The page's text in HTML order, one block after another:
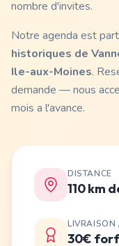
nombre d'invites.
Notre agenda est
historiques de
Ile-aux-Moines.
demande — nous
mois a l'avance.
DISTANCE
110 km
LIVRAISON
30€